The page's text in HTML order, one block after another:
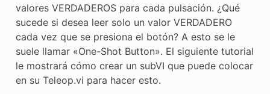
valores VERDADEROS para cada pulsación. ¿Qué
sucede si desea leer solo un valor VERDADERO
cada vez que se presiona el botón? A esto se le
suele llamar «One-Shot Button». El siguiente tutorial
le mostrará cómo crear un subVI que puede colocar
en su Teleop.vi para hacer esto.